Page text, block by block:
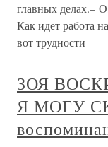
главных делах.–
Как идет работа
вот трудности
ЗОЯ
Я МОГУ